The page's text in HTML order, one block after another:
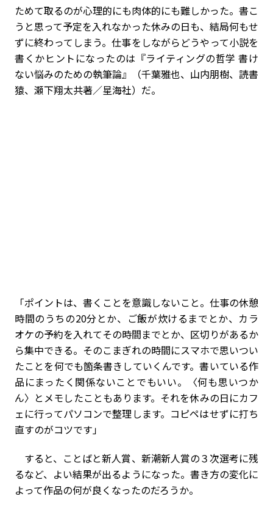
ためて取るのが心理的にも肉体的にも難しかった。書こ
うと思って予定を入れなかった休みの日も、結局何もせ
ずに終わってしまう。仕事をしながらどうやって小説を
書くか――ヒントになったのは『ライティングの哲学 書け
ない悩みのための執筆論』（千葉雅也、山内朋樹、読書
猿、瀬下翔太共著／星海社）だ。
「ポイントは、書くことを意識しないこと。仕事の休憩
時間のうちの20分とか、ご飯が炊けるまでとか、カラ
オケの予約を入れてその時間までとか、区切りがあるか
ら集中できる。そのこまぎれの時間にスマホで思いつい
たことを何でも箇条書きしていくんです。書いている作
品にまったく関係ないことでもいい。〈何も思いつか
ん〉とメモしたこともあります。それを休みの日にカフ
ェに行ってパソコンで整理します。コピペはせずに打ち
直すのがコツです」
すると、ことばと新人賞、新潮新人賞の３次選考に残
るなど、よい結果が出るようになった。書き方の変化に
よって作品の何が良くなったのだろうか。